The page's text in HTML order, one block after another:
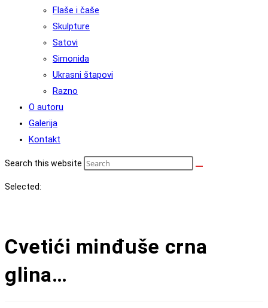
Flaše i čaše
Skulpture
Satovi
Simonida
Ukrasni štapovi
Razno
O autoru
Galerija
Kontakt
Search this website
Selected:
Cvetići minđuše crna
glina…